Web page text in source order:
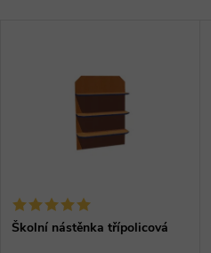
í
p
Abecedně
s
Školní nástěnka třípolicová